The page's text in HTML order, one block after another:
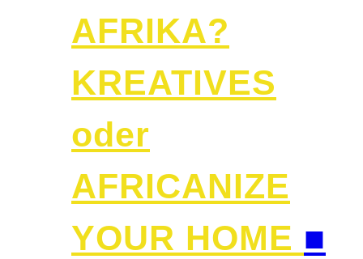
AFRIKA?
KREATIVES
oder
AFRICANIZE
YOUR HOME ■